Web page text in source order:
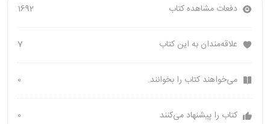
دفعات مشاهده کتاب 1692
علاقه‌مندان به این کتاب 7
می‌خواهند کتاب را بخوانند. 0
کتاب را پیشنهاد می‌کنند 0